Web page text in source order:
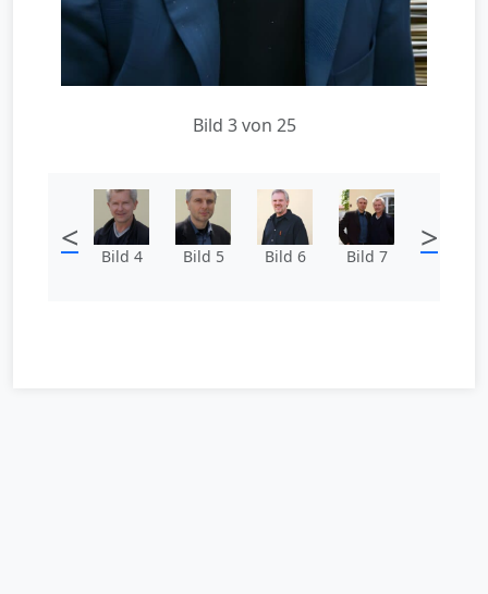
Bild 3 von 25
< Bild 4 Bild 5 Bild 6 Bild 7 >